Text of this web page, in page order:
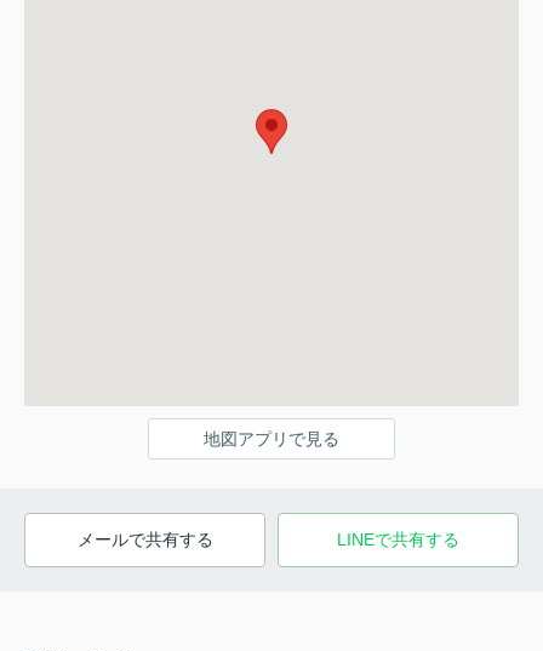
地図アプリで見る
メールで共有する LINEで共有する